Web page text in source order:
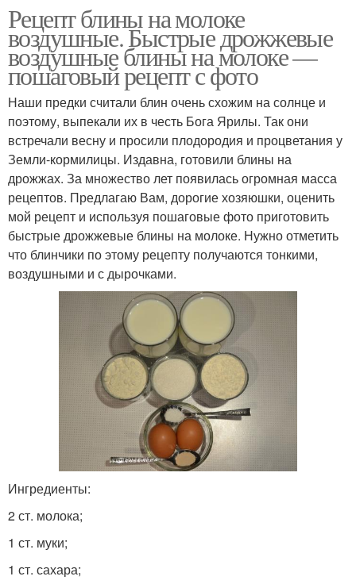
Рецепт блины на молоке
воздушные. Быстрые дрожжевые
воздушные блины на молоке —
пошаговый рецепт с фото
Наши предки считали блин очень схожим на солнце и
поэтому, выпекали их в честь Бога Ярилы. Так они
встречали весну и просили плодородия и процветания у
Земли-кормилицы. Издавна, готовили блины на
дрожжах. За множество лет появилась огромная масса
рецептов. Предлагаю Вам, дорогие хозяюшки, оценить
мой рецепт и используя пошаговые фото приготовить
быстрые дрожжевые блины на молоке. Нужно отметить
что блинчики по этому рецепту получаются тонкими,
воздушными и с дырочками.
Ингредиенты:
2 ст. молока;
1 ст. муки;
1 ст. сахара;